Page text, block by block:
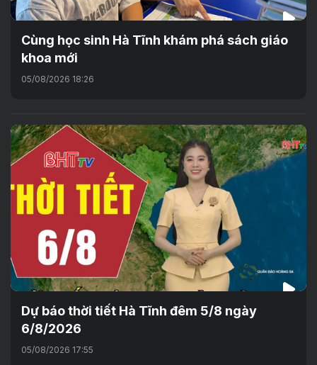
Cùng học sinh Hà Tĩnh khám phá sách giáo
khoa mới
05/08/2026 18:26
Dự báo thời tiết Hà Tĩnh đêm 5/8 ngày
6/8/2026
05/08/2026 17:55